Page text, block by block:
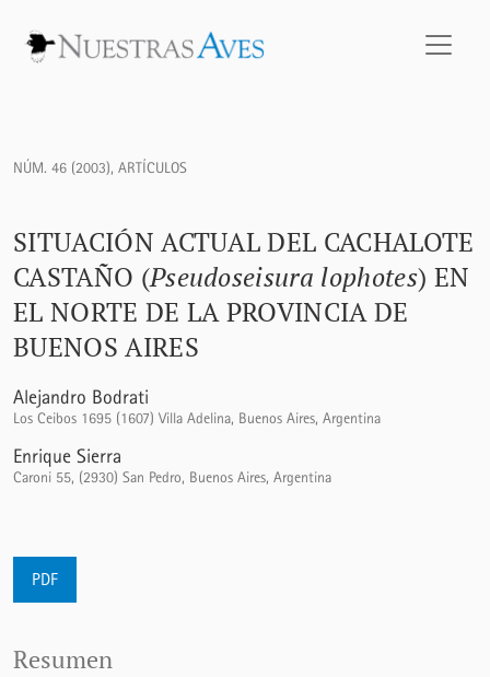
NÚM. 46 (2003), ARTÍCULOS
SITUACIÓN ACTUAL DEL CACHALOTE
CASTAÑO (Pseudoseisura lophotes) EN
EL NORTE DE LA PROVINCIA DE
BUENOS AIRES
Alejandro Bodrati
Los Ceibos 1695 (1607) Villa Adelina, Buenos Aires, Argentina
Enrique Sierra
Caroni 55, (2930) San Pedro, Buenos Aires, Argentina
PDF
Resumen